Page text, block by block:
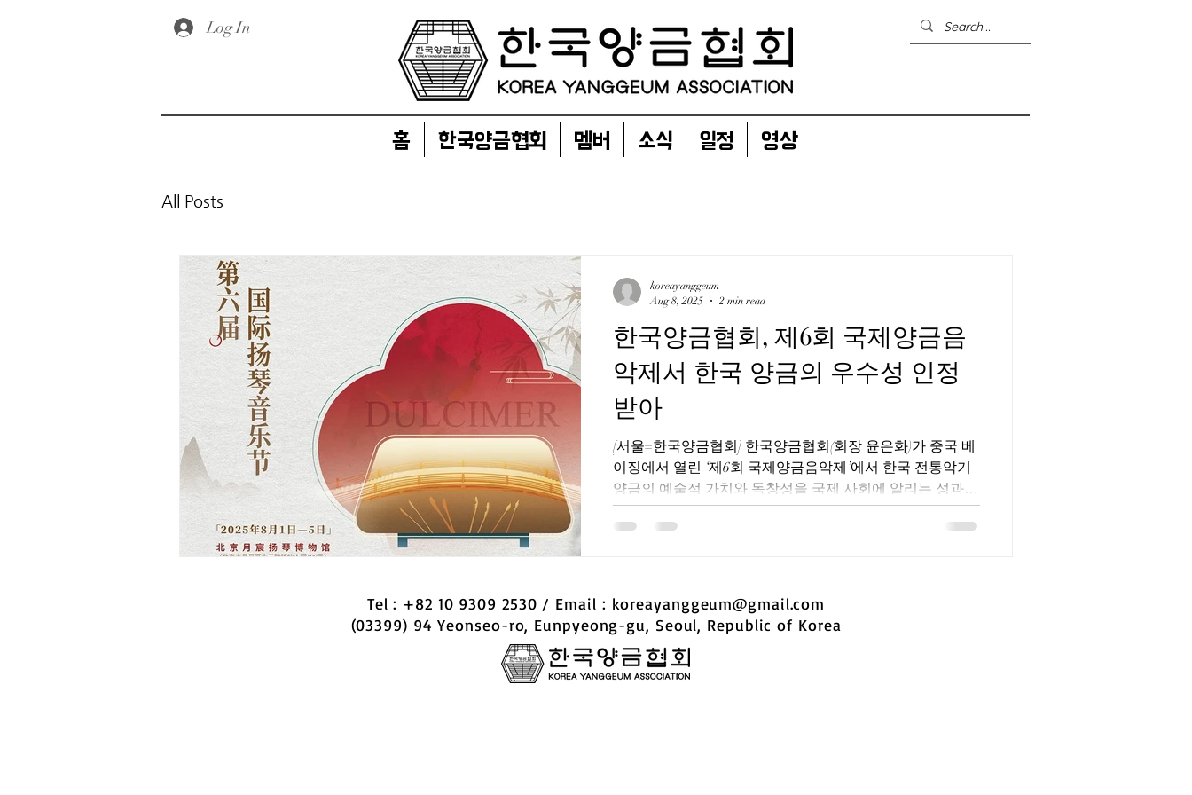
Log In
홈 한국양금협회 멤버 소식 일정 영상
All Posts
한국양금협회, 제6회 국제양금음
악제서 한국 양금의 우수성 인정
받아
[서울=한국양금협회] 한국양금협회(회장 윤은화)가 중국 베
이징에서 열린 ‘제6회 국제양금음악제’에서 한국 전통악기
양금의 예술적 가치와 독창성을 국제 사회에 알리는 성과를
거두었다. 특히 이번 행사와 연계된 ‘2025 베이징 세계양금
대회’에서는...
koreayanggeum
Aug 8, 2025
2 min read
Tel : +82 10 9309 2530 / Email : koreayanggeum@gmail.com
(03399) 94 Yeonseo-ro, Eunpyeong-gu, Seoul, Republic of Korea